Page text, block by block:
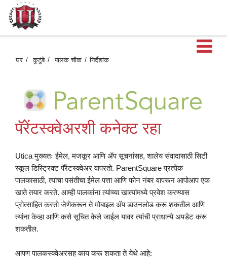
घर कुटुंबे पालक चौक निर्देशांक
पॅरेंटस्क्वेअरशी कनेक्ट रहा
Utica मुख्यतः ईमेल, मजकूर आणि ॲप सूचनांसह, शालेय संवादासाठी सिटी
स्कूल डिस्ट्रिक्ट पॅरेंटस्क्वेअर वापरतो. ParentSquare प्रत्येक
पालकासाठी, त्यांचा पसंतीचा ईमेल पत्ता आणि फोन नंबर वापरून आपोआप एक
खाते तयार करते. आम्ही पालकांना त्यांच्या खात्यांमध्ये प्रवेश करण्यास
प्रोत्साहित करतो जेणेकरून ते मोबाइल ॲप डाउनलोड करू शकतील आणि
त्यांना केव्हा आणि कसे सूचित केले जाईल यावर त्यांची प्राधान्ये अपडेट करू
शकतील.
आपण पालकस्क्वेअरसह काय करू शकता ते येथे आहे: